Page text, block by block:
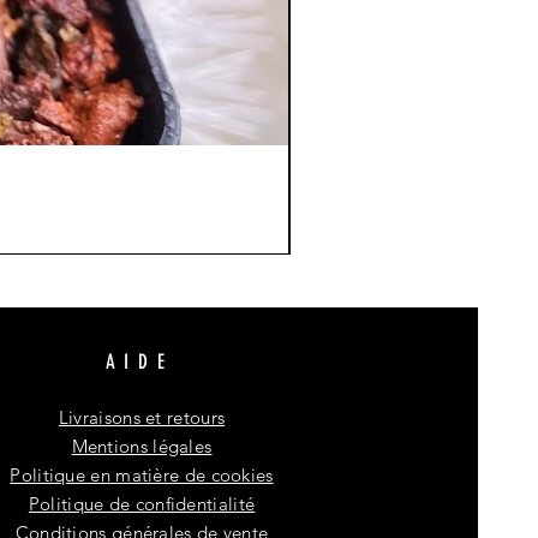
AIDE
Livraisons et retours
Mentions légales
Politique en matière de cookies
Politique de confidentialité
Conditions générales de vente